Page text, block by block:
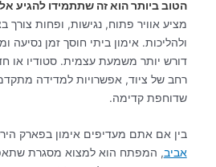
הטוב ביותר הוא זה שתתמידו להגיע
מציע אוויר פתוח, נגישות, ופחות צורך
ולהליכות. אימון ביתי חוסך זמן נסיעה
דורש יותר משמעת עצמית. סטודיו או
רחב של ציוד, אפשרויות למדידה
שדוחפת קדימה.
בין אם אתם מעדיפים אימון בפארק
אביב, המפתח הוא למצוא מסגרת